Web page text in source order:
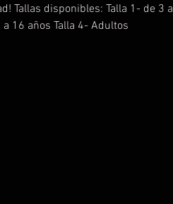
Tallas disponibles: Talla 1- de 3 a
16 años Talla 4- Adultos